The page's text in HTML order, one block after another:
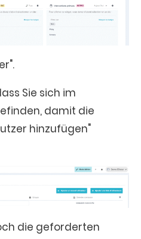
Sie sich im
damit die
hinzufügen"
die geforderten